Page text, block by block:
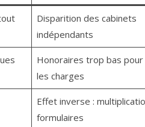
Disparition des cabinets
indépendants
Honoraires trop bas
les charges
Effet inverse :
formulaires